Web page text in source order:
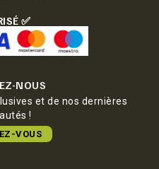
✅
NOUS
et de nos dernières
!
VOUS